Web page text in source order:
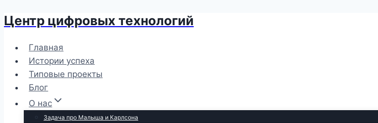
Перейти
содержимому
Центр цифровых технологий
Главная
Истории успеха
Типовые проекты
Блог
О нас
Задача про Малыша и Карлсона